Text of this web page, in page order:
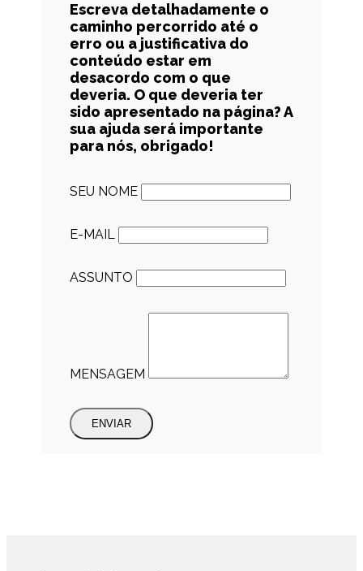
Escreva detalhadamente o
caminho percorrido até o
erro ou a justificativa do
conteúdo estar em
desacordo com o que
deveria. O que deveria ter
sido apresentado na página? A
sua ajuda será importante
para nós, obrigado!
SEU NOME
E-MAIL
ASSUNTO
MENSAGEM
ENVIAR